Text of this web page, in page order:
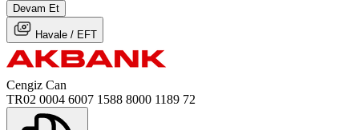
Devam Et
Havale / EFT
Cengiz Can
TR02 0004 6007 1588 8000 1189 72